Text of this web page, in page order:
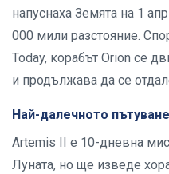
напуснаха Земята на 1
000 мили разстояние.
Today, корабът Orion се
и продължава да се
Най-далечното
Artemis II е 10-дневна
Луната, но ще изведе